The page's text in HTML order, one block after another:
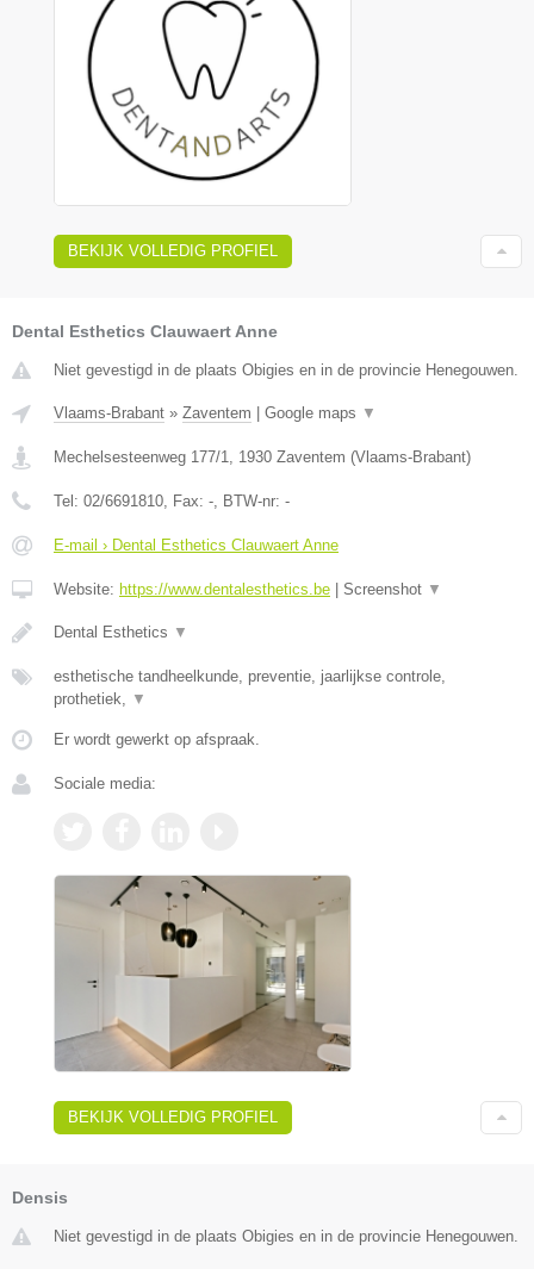
BEKIJK VOLLEDIG PROFIEL
Dental Esthetics Clauwaert Anne
Niet gevestigd in de plaats Obigies en in de provincie Henegouwen.
Vlaams-Brabant » Zaventem | Google maps ▼
Mechelsesteenweg 177/1 1930 Zaventem (Vlaams-Brabant)
Tel: 02/6691810 , Fax: - , BTW-nr: -
E-mail › Dental Esthetics Clauwaert Anne
Website: https://www.dentalesthetics.be | Screenshot ▼
Dental Esthetics ▼
esthetische tandheelkunde, preventie, jaarlijkse controle,
prothetiek,
▼
Er wordt gewerkt op afspraak.
Sociale media:
BEKIJK VOLLEDIG PROFIEL
Densis
Niet gevestigd in de plaats Obigies en in de provincie Henegouwen.